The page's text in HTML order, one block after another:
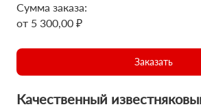
Сумма заказа:
от 5 300,00 ₽
Заказать
Качественный